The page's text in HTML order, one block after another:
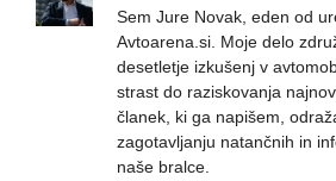
Sem Jure Novak, eden od
Avtoarena.si. Moje delo
desetletje izkušenj v
strast do raziskovanja
članek, ki ga napišem,
zagotavljanju natančnih in
naše bralce.